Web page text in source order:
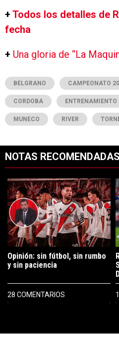
+ Todos los detalles de
fecha
+ Una gloria de “La
BELGRANO CAMPEONATO
CORDOBA ENTRENAMIENTO
MUNECO RIVER
NOTAS RECOMENDADAS
Un artículo de tendencia con el
Opinión: sin fútbol, sin rumbo
y sin paciencia
28 COMENTARIOS